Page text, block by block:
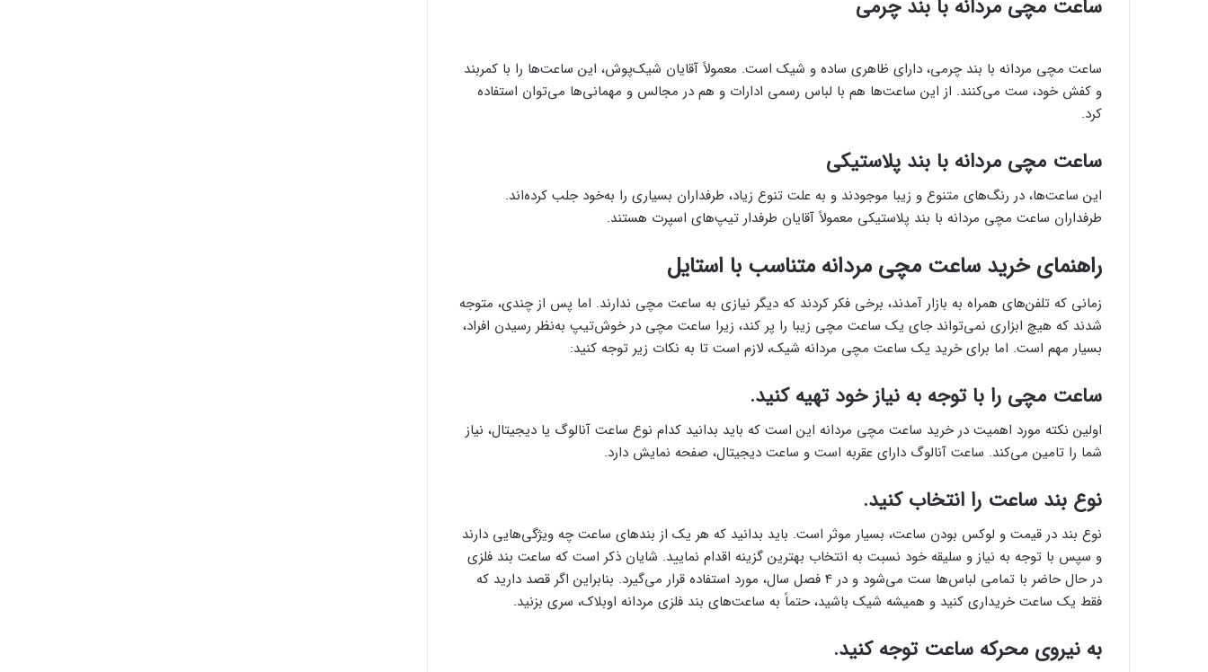
ساعت مچی مردانه با بند چرمی
ساعت مچی مردانه با بند چرمی، دارا‌ی ظاهری ساده و شیک است. معمولاً آقایان شیک‌پوش، این ساعت‌ها را با کمربند
و کفش خود، ست می‌کنند. از این ساعت‌ها هم با لباس رسمی ادارات و هم در مجالس و مهمانی‌ها می‌توان استفاده
کرد.
ساعت مچی مردانه با بند پلاستیکی
این ساعت‌ها، در رنگ‌های متنوع و زیبا موجودند و به علت تنوع زیاد، طرفداران بسیاری را به‌خود جلب کرده‌اند.
طرفداران ساعت مچی مردانه با بند پلاستیکی معمولاً آقایان طرفدار تیپ‌های اسپرت هستند.
راهنمای خرید ساعت مچی مردانه متناسب با استایل
زمانی که تلفن‌های همراه به بازار آمدند، برخی فکر کردند که دیگر نیازی به ساعت مچی ندارند. اما پس از چندی، متوجه
شدند که هیچ ابزاری نمی‌تواند جای یک ساعت مچی زیبا را پر کند، زیرا ساعت مچی در خوش‌تیپ به‌نظر رسیدن افراد،
بسیار مهم است. اما برای خرید یک ساعت مچی مردانه شیک، لازم است تا به نکات زیر توجه کنید:
ساعت مچی را با توجه به نیاز خود تهیه کنید.
اولین نکته مورد اهمیت در خرید ساعت مچی مردانه این است که باید بدانید کدام نوع ساعت آنالوگ یا دیجیتال، نیاز
شما را تامین می‌کند. ساعت آنالوگ دارا‌ی عقربه است و ساعت دیجیتال، صفحه نمایش دارد.
نوع بند ساعت را انتخاب کنید.
نوع بند در قیمت و لوکس بودن ساعت، بسیار موثر است. باید بدانید که هر یک از بند‌های ساعت چه ویژگی‌هایی دارند
و سپس با توجه به نیاز و سلیقه خود نسبت به انتخاب بهترین گزینه اقدام نمایید. شایان ذکر است که ساعت بند فلزی
در حال حاضر با تمامی لباس‌ها ست می‌شود و در 4 فصل سال، مورد استفاده قرار می‌گیرد. بنابراین اگر قصد دارید که
فقط یک ساعت خریداری کنید و همیشه شیک باشید، حتماً به ساعت‌های بند فلزی مردانه اوبلاک، سری بزنید.
به نیرو‌ی محرکه ساعت توجه کنید.